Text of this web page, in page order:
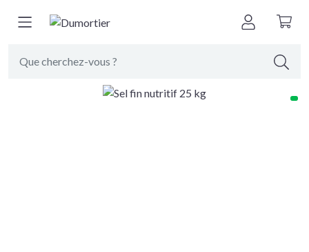
Retour à produits de nettoyage